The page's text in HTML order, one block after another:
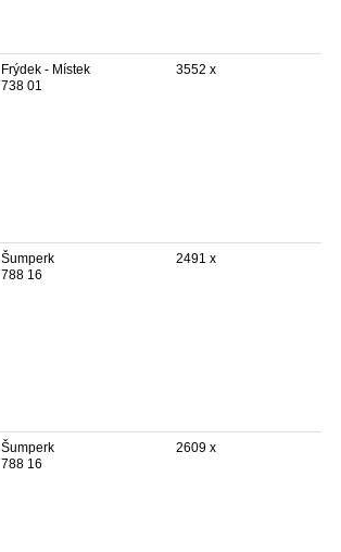
Frýdek - Místek
738 01
3552 x
Šumperk
788 16
2491 x
Šumperk
788 16
2609 x